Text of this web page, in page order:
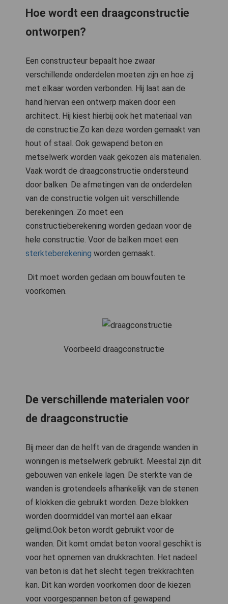
Hoe wordt een draagconstructie
ontworpen?
Een constructeur bepaalt hoe zwaar
verschillende onderdelen moeten zijn en hoe zij
met elkaar worden verbonden. Hij laat aan de
hand hiervan een ontwerp maken door een
architect. Hij kiest hierbij ook het materiaal van
de constructie.Zo kan deze worden gemaakt van
hout of staal. Ook gewapend beton en
metselwerk worden vaak gekozen als materialen.
Vaak wordt de draagconstructie ondersteund
door balken. De afmetingen van de onderdelen
van de constructie volgen uit verschillende
berekeningen. Zo moet een
constructieberekening worden gedaan voor de
hele constructie. Voor de balken moet een
sterkteberekening worden gemaakt.
Dit moet worden gedaan om bouwfouten te
voorkomen.
Voorbeeld draagconstructie
De verschillende materialen voor
de draagconstructie
Bij meer dan de helft van de dragende wanden in
woningen is metselwerk gebruikt. Meestal zijn dit
gebouwen van enkele lagen. De sterkte van de
wanden is grotendeels afhankelijk van de stenen
of klokken die gebruikt worden. Deze blokken
worden doormiddel van mortel aan elkaar
gelijmd.Ook beton wordt gebruikt voor de
wanden. Dit komt omdat beton vooral geschikt is
voor het opnemen van drukkrachten. Het nadeel
van beton is dat het slecht tegen trekkrachten
kan. Dit kan worden voorkomen door de kiezen
voor voorgespannen beton of gewapend